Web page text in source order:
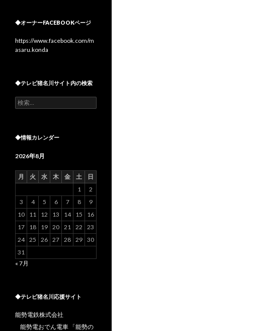
◆オーナーFACEBOOKページ
https://www.facebook.com/m
asaru.konda
◆テレビ猪名川サイト内の検索
検
索:
◆情報カレンダー
2026年8月
月 火 水 木 金 土
日
1
2
3
4 5 6 7 8
9
10
11 12 13 14 15
16
17
18 19 20 21 22
23
24 25 26 27 28 29 30
31
« 7月
◆テレビ猪名川応援サイト
能勢電鉄株式会社
能勢電おでん電車 「能勢の